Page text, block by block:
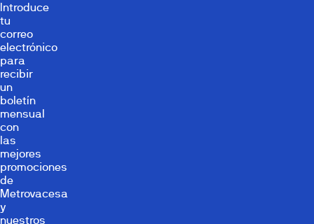
Introduce
tu
correo
electrónico
para
recibir
un
boletín
mensual
con
las
mejores
promociones
de
Metrovacesa
y
nuestros